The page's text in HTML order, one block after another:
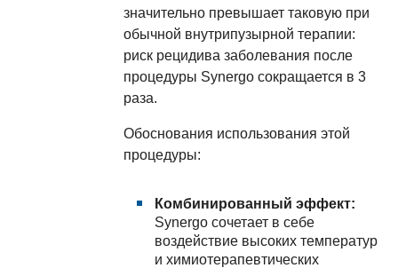
значительно превышает таковую при
обычной внутрипузырной терапии:
риск рецидива заболевания после
процедуры Synergo сокращается в 3
раза.
Обоснования использования этой
процедуры:
Комбинированный эффект:
Synergo сочетает в себе
воздействие высоких температур
и химиотерапевтических